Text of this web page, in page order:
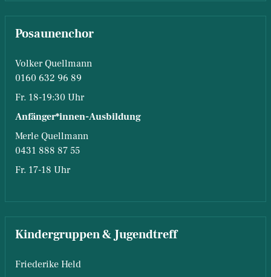
Posaunenchor
Volker Quellmann
0160 632 96 89
Fr. 18-19:30 Uhr
Anfänger*innen-Ausbildung
Merle Quellmann
0431 888 87 55
Fr. 17-18 Uhr
Kindergruppen & Jugendtreff
Friederike Held